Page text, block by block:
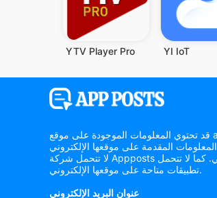
YTV Player Pro YI IoT
قد تحتوي المعلومات الموجودة على موقع appposts الإلكتروني على أخطاء أو سهو أو معلومات غير دقيقة. يتحمل المستخدم وحده مسؤولية أي قرارات تُتخذ بناءً على هذه المعلومات. لا تتحمل appposts أي
لا تتحمل شركة Appposts بأي حال من الأحوال مسؤولية أي أضرار تنشأ عن استخدام المعلومات أو الخدمات أو المنتجات أو المواد الترويجية على موقعها الإلكتروني. كما لا تتحمل Appposts مسؤولية أي
تطبيقات متاحة على موقعها الإلكتروني.
عنوان البريد الإلكتروني